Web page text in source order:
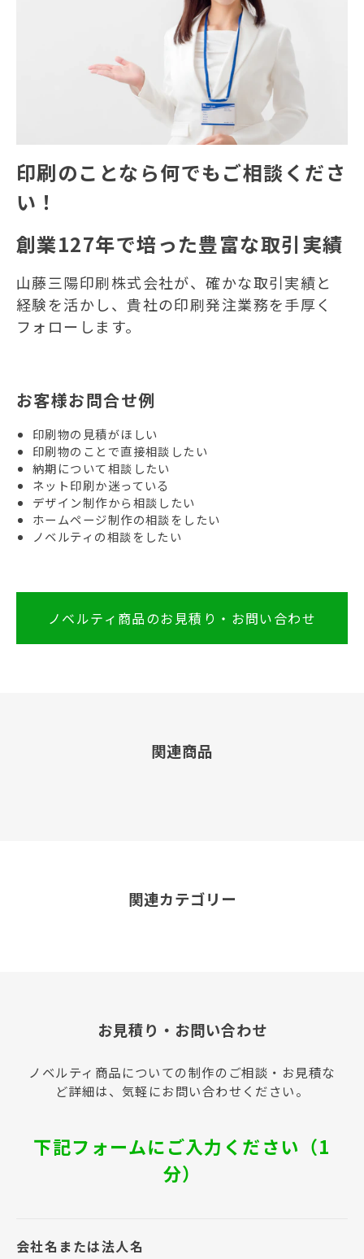
印刷のことなら何でもご相談くださ
い！
創業127年で培った豊富な取引実績
山藤三陽印刷株式会社が、確かな取引実績と
経験を活かし、貴社の印刷発注業務を手厚く
フォローします。
お客様お問合せ例
印刷物の見積がほしい
印刷物のことで直接相談したい
納期について相談したい
ネット印刷か迷っている
デザイン制作から相談したい
ホームページ制作の相談をしたい
ノベルティの相談をしたい
ノベルティ商品のお見積り・お問い合わせ
関連商品
関連カテゴリー
お見積り・お問い合わせ
ノベルティ商品についての制作のご相談・お見積な
ど詳細は、気軽にお問い合わせください。
下記フォームにご入力ください（1
分）
会社名または法人名